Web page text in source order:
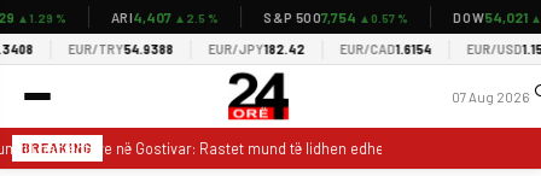
▲1.29 % ARI4,407▲2.5 % S&P 5007,754▲0.57 % DOW54,021
EUR/TRY54.9388 EUR/JPY182.42 EUR/CAD1.6154 EUR/USD
07 Aug 2026
BREAKING
i pacientëve në Gostivar: Rastet mund të lidhen edhe me virozat sezonale